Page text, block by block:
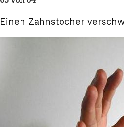
Einen Zahnstocher